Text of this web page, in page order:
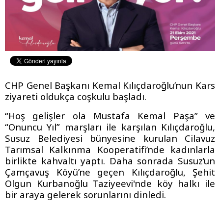
CHP Genel Başkanı Kemal Kılıçdaroğlu’nun Kars
ziyareti oldukça coşkulu başladı.
“Hoş gelişler ola Mustafa Kemal Paşa” ve
“Onuncu Yıl” marşları ile karşılan Kılıçdaroğlu,
Susuz Belediyesi bünyesine kurulan Cilavuz
Tarımsal Kalkınma Kooperatifi’nde kadınlarla
birlikte kahvaltı yaptı. Daha sonrada Susuz’un
Çamçavuş Köyü’ne geçen Kılıçdaroğlu, Şehit
Olgun Kurbanoğlu Taziyeevi'nde köy halkı ile
bir araya gelerek sorunlarını dinledi.